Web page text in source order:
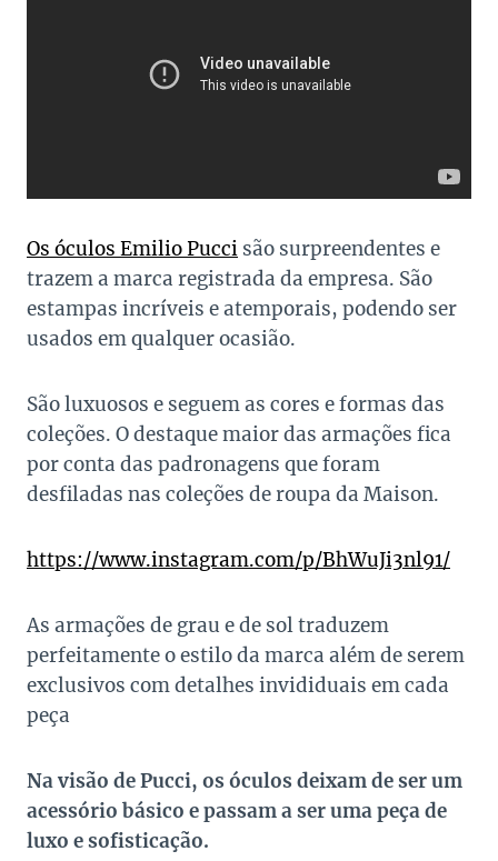
Os óculos Emilio Pucci são surpreendentes e
trazem a marca registrada da empresa. São
estampas incríveis e atemporais, podendo ser
usados em qualquer ocasião.
São luxuosos e seguem as cores e formas das
coleções. O destaque maior das armações fica
por conta das padronagens que foram
desfiladas nas coleções de roupa da Maison.
https://www.instagram.com/p/BhWuJi3nl91/
As armações de grau e de sol traduzem
perfeitamente o estilo da marca além de serem
exclusivos com detalhes invididuais em cada
peça
Na visão de Pucci, os óculos deixam de ser um
acessório básico e passam a ser uma peça de
luxo e sofisticação.